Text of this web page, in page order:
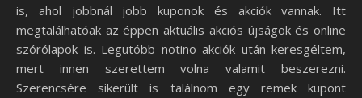
is, ahol jobbnál jobb kuponok és akciók vannak. Itt
megtalálhatóak az éppen aktuális akciós újságok és online
szórólapok is. Legutóbb notino akciók után keresgéltem,
mert innen szerettem volna valamit beszerezni.
Szerencsére sikerült is találnom egy remek kupont